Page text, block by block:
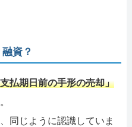
資？
払期日前の手形の売却」
同じように認識していま